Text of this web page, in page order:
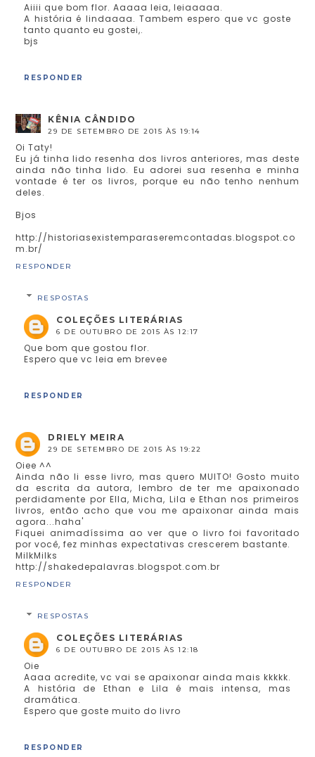
Aiiii que bom flor. Aaaaa leia, leiaaaaa.
A história é lindaaaa. Tambem espero que vc goste
tanto quanto eu gostei,.
bjs
RESPONDER
KÊNIA CÂNDIDO
29 DE SETEMBRO DE 2015 ÀS 19:14
Oi Taty!
Eu já tinha lido resenha dos livros anteriores, mas deste
ainda não tinha lido. Eu adorei sua resenha e minha
vontade é ter os livros, porque eu não tenho nenhum
deles.
Bjos
http://historiasexistemparaseremcontadas.blogspot.co
m.br/
RESPONDER
RESPOSTAS
COLEÇÕES LITERÁRIAS
6 DE OUTUBRO DE 2015 ÀS 12:17
Que bom que gostou flor.
Espero que vc leia em brevee
RESPONDER
DRIELY MEIRA
29 DE SETEMBRO DE 2015 ÀS 19:22
Oiee ^^
Ainda não li esse livro, mas quero MUITO! Gosto muito
da escrita da autora, lembro de ter me apaixonado
perdidamente por Ella, Micha, Lila e Ethan nos primeiros
livros, então acho que vou me apaixonar ainda mais
agora...haha'
Fiquei animadíssima ao ver que o livro foi favoritado
por você, fez minhas expectativas crescerem bastante.
MilkMilks
http://shakedepalavras.blogspot.com.br
RESPONDER
RESPOSTAS
COLEÇÕES LITERÁRIAS
6 DE OUTUBRO DE 2015 ÀS 12:18
Oie
Aaaa acredite, vc vai se apaixonar ainda mais kkkkk.
A história de Ethan e Lila é mais intensa, mas
dramática.
Espero que goste muito do livro
RESPONDER